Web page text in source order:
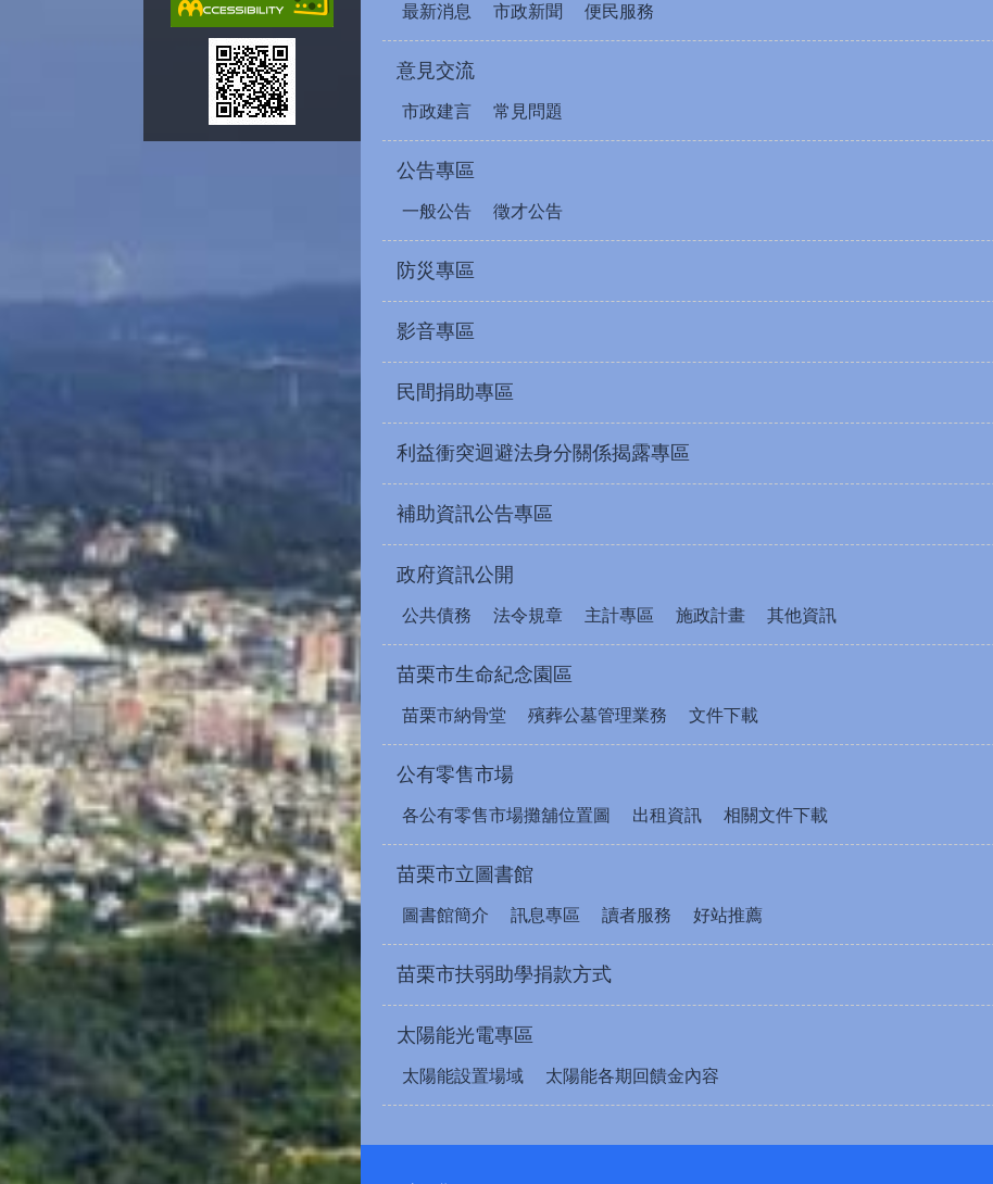
最新消息 市政新聞 便民服務
意見交流
市政建言 常見問題
公告專區
一般公告 徵才公告
防災專區
影音專區
民間捐助專區
利益衝突迴避法身分關係揭露專區
補助資訊公告專區
政府資訊公開
公共債務 法令規章 主計專區 施政計畫 其他資訊
苗栗市生命紀念園區
苗栗市納骨堂 殯葬公墓管理業務 文件下載
公有零售市場
各公有零售市場攤舖位置圖 出租資訊 相關文件下載
苗栗市立圖書館
圖書館簡介 訊息專區 讀者服務 好站推薦
苗栗市扶弱助學捐款方式
太陽能光電專區
太陽能設置場域 太陽能各期回饋金內容